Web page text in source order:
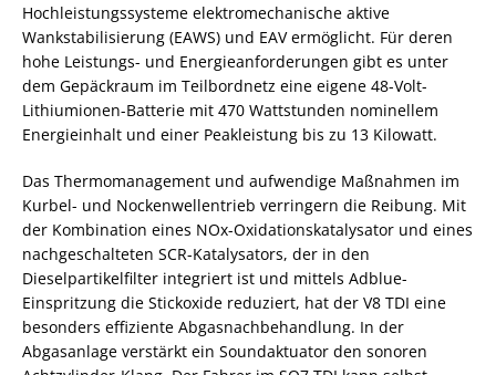
Hochleistungssysteme elektromechanische aktive
Wankstabilisierung (EAWS) und EAV ermöglicht. Für deren
hohe Leistungs- und Energieanforderungen gibt es unter
dem Gepäckraum im Teilbordnetz eine eigene 48-Volt-
Lithiumionen-Batterie mit 470 Wattstunden nominellem
Energieinhalt und einer Peakleistung bis zu 13 Kilowatt.
Das Thermomanagement und aufwendige Maßnahmen im
Kurbel- und Nockenwellentrieb verringern die Reibung. Mit
der Kombination eines NOx-Oxidationskatalysator und eines
nachgeschalteten SCR-Katalysators, der in den
Dieselpartikelfilter integriert ist und mittels Adblue-
Einspritzung die Stickoxide reduziert, hat der V8 TDI eine
besonders effiziente Abgasnachbehandlung. In der
Abgasanlage verstärkt ein Soundaktuator den sonoren